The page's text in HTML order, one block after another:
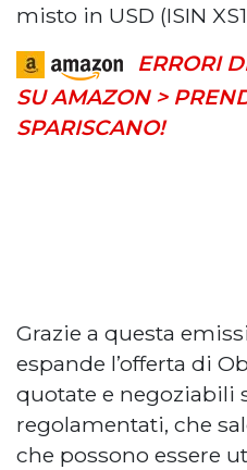
misto in USD (ISIN
ERRORI
SU AMAZON >
SPARISCANO!
Grazie a questa
espande l’offerta di
quotate e negoziabili
regolamentati, che
che possono essere